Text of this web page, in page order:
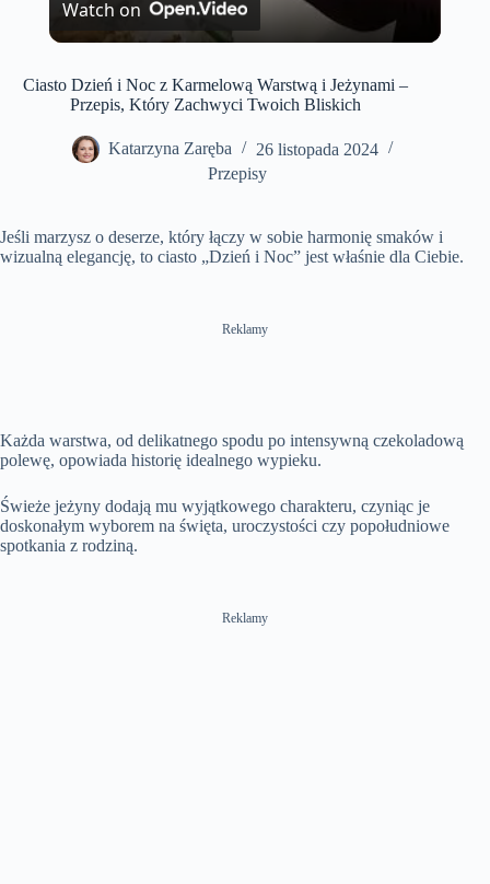
i
d
e
o
Watch on
Ciasto Dzień i Noc z Karmelową Warstwą i Jeżynami –
Przepis, Który Zachwyci Twoich Bliskich
Katarzyna Zaręba
26 listopada 2024
Przepisy
Jeśli marzysz o deserze, który łączy w sobie harmonię smaków i
wizualną elegancję, to ciasto „Dzień i Noc” jest właśnie dla Ciebie.
Reklamy
Każda warstwa, od delikatnego spodu po intensywną czekoladową
polewę, opowiada historię idealnego wypieku.
Świeże jeżyny dodają mu wyjątkowego charakteru, czyniąc je
doskonałym wyborem na święta, uroczystości czy popołudniowe
spotkania z rodziną.
Reklamy